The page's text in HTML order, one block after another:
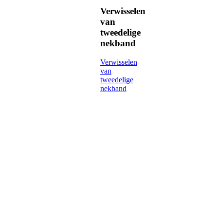
Verwisselen
van
tweedelige
nekband
Verwisselen
van
tweedelige
nekband